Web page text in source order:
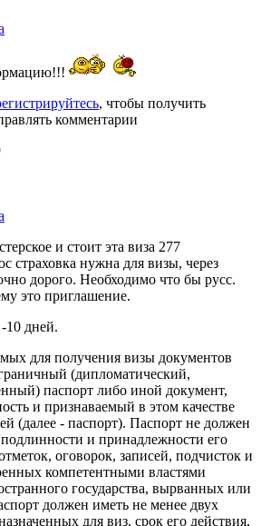
, чтобы получить
комментарии
и стоит эта виза 277
страховка нужна для визы, через
дорого. Необходимо что бы русс.
это приглашение.
10 дней.
для получения визы документов
(дипломатический,
паспорт либо иной документ,
и признаваемый в этом качестве
(далее - паспорт). Паспорт не должен
и принадлежности его
оговорок, записей, подчисток и
компетентными властями
государства, вырванных или
должен иметь не менее двух
для виз, срок его действия,